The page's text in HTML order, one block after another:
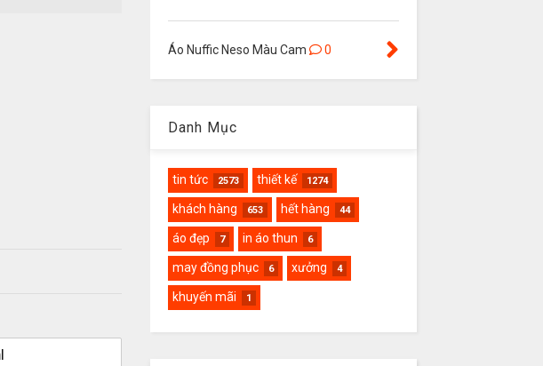
Áo Nuffic Neso Màu Cam 0
Danh Mục
tin tức 2573 thiết kế 1274
khách hàng 653 hết hàng 44
áo đẹp 7 in áo thun 6
may đồng phục 6 xưởng 4
khuyến mãi 1